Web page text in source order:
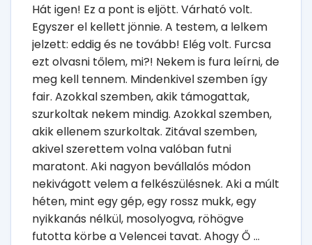
Hát igen! Ez a pont is eljött. Várható volt.
Egyszer el kellett jönnie. A testem, a lelkem
jelzett: eddig és ne tovább! Elég volt. Furcsa
ezt olvasni tőlem, mi?! Nekem is fura leírni, de
meg kell tennem. Mindenkivel szemben így
fair. Azokkal szemben, akik támogattak,
szurkoltak nekem mindig. Azokkal szemben,
akik ellenem szurkoltak. Zitával szemben,
akivel szerettem volna valóban futni
maratont. Aki nagyon bevállalós módon
nekivágott velem a felkészülésnek. Aki a múlt
héten, mint egy gép, egy rossz mukk, egy
nyikkanás nélkül, mosolyogva, röhögve
futotta körbe a Velencei tavat. Ahogy Ő ...